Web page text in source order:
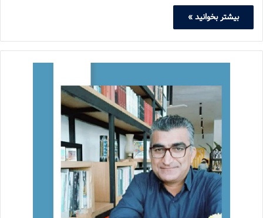
بیشتر بخوانید »